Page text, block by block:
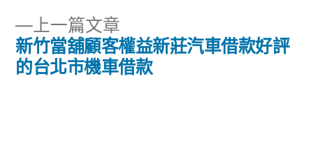
導
覽
上一篇文章
一
篇
新竹當舖顧客權益新莊汽車借款好評
的台北市機車借款